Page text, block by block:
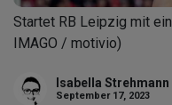
Startet RB Leipzig mit
IMAGO / motivio)
Isabella Strehmann
September 17, 2023